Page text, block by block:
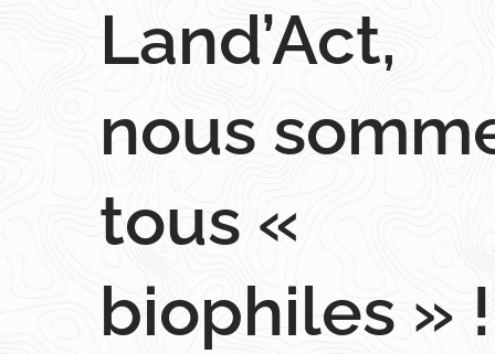
Land’Act,
nous
tous «
biophiles » !